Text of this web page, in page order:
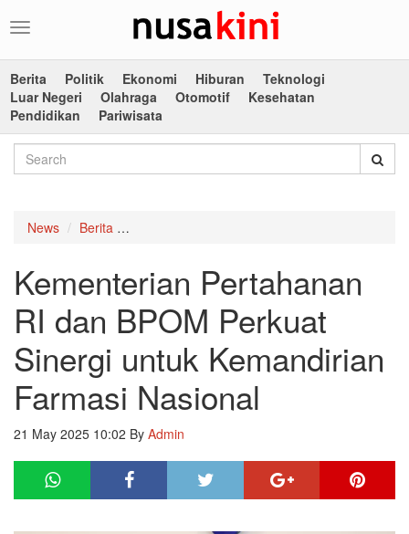
Toggle
Berita
Politik Ekonomi Hiburan
Teknologi
Luar Negeri
Olahraga Otomotif
Kesehatan
Pendidikan
Pariwisata
News Berita
Kementerian Pertahanan
RI dan BPOM Perkuat
Sinergi untuk Kemandirian
Farmasi Nasional
21 May 2025 10:02 By Admin